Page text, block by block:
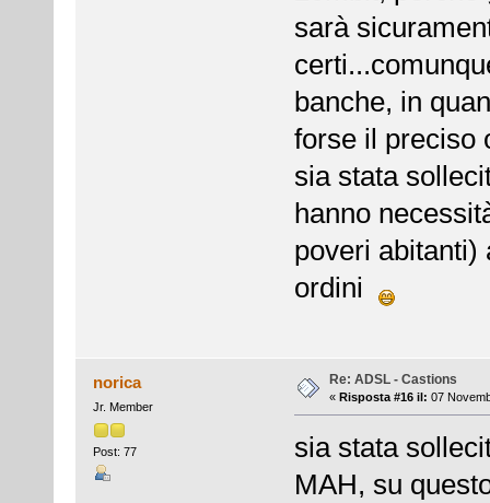
sarà
banche, in
forse il preciso
sia stata
hanno
poveri abitanti)
ordini
norica
Jr. Member
Post: 77
Re: ADSL - Castions
« Risposta #16 il: 07
sia stata
MAH, su